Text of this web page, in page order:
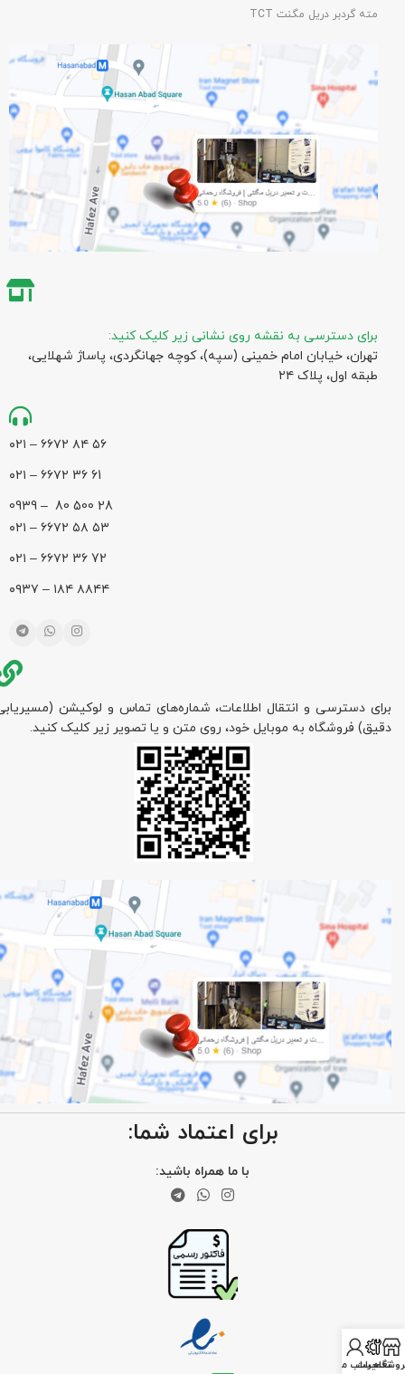
مته گردبر دریل مگنت TCT
برای دسترسی به نقشه روی نشانی زیر کلیک کنید:
تهران، خیابان امام خمینی (سپه)، کوچه جهانگردی،‌ پاساژ شهلایی،
طبقه اول، پلاک ۲۴
۵۶ ۸۴ ۶۶۷۲ – ۰۲۱
61 36 ۶۶۷۲ – ۰۲۱
28 500 80 – 0939
۵۳ ۵۸ ۶۶۷۲ – ۰۲۱
72 36 ۶۶۷۲ – ۰۲۱
۸۸۴۴ ۱۸۴ – ۰۹۳۷
برای دسترسی و انتقال اطلاعات، شماره‌های تماس و لوکیشن
دقیق) فروشگاه به موبایل خود، روی متن و یا تصویر زیر کلیک کنید.
برای اعتماد شما:
با ما همراه باشید:
تعمیرات
حساب من